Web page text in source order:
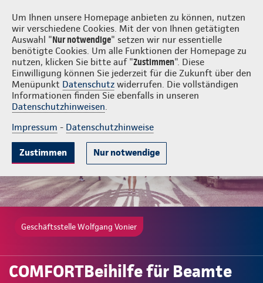
Um Ihnen unsere Homepage anbieten zu können, nutzen
wir verschiedene Cookies. Mit der von Ihnen getätigten
Auswahl "Nur notwendige" setzen wir nur essentielle
benötigte Cookies. Um alle Funktionen der Homepage zu
nutzen, klicken Sie bitte auf "Zustimmen". Diese
Einwilligung können Sie jederzeit für die Zukunft über den
Menüpunkt Datenschutz widerrufen. Die vollständigen
Informationen finden Sie ebenfalls in unseren
Datenschutzhinweisen.
Impressum - Datenschutzhinweise
Zustimmen Nur notwendige
Wolfgang Vonier Login
Gute Gründe Tarife & Leistungen Wissenswertes Beratung &
Geschäftsstelle Wolfgang Vonier
COMFORTBeihilfe für Beamte